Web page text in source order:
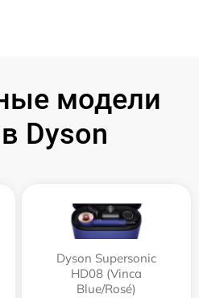
модели
Dyson
Dyson Supersonic
HD08 (Vinca
Blue/Rosé)